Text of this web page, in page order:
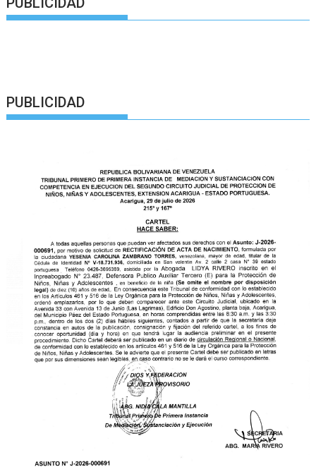
PUBLICIDAD